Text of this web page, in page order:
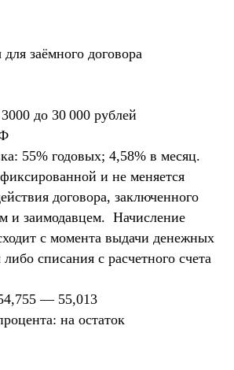
заёмного договора
до 30 000 рублей
55% годовых; 4,58% в месяц.
и не меняется
договора, заключенного
и заимодавцем. Начисление
с момента выдачи денежных
списания с расчетного счета
— 55,013
на остаток